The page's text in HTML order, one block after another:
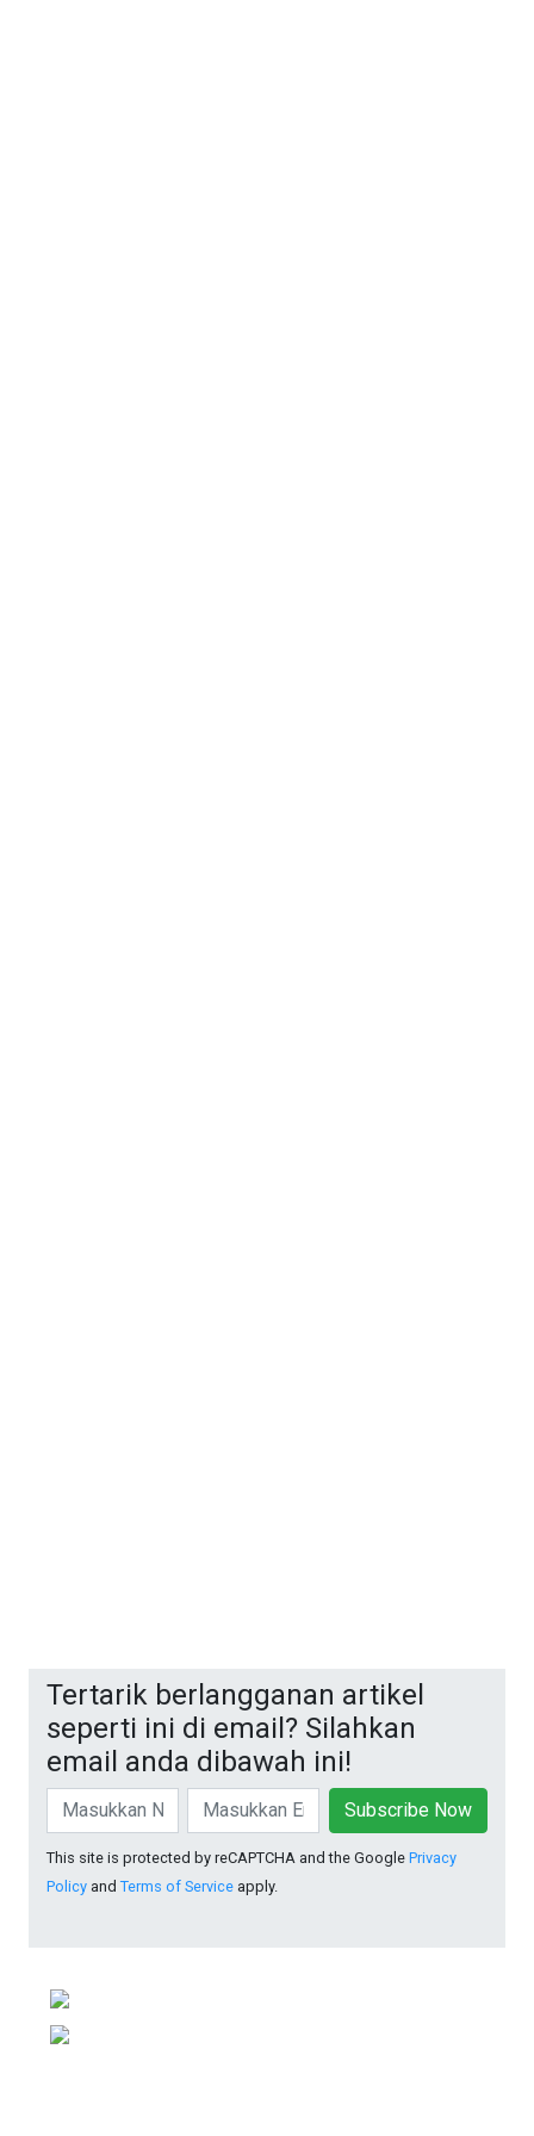
Tertarik berlangganan artikel
seperti ini di email? Silahkan
email anda dibawah ini!
Subscribe Now
This site is protected by reCAPTCHA and the Google Privacy
Policy and Terms of Service apply.